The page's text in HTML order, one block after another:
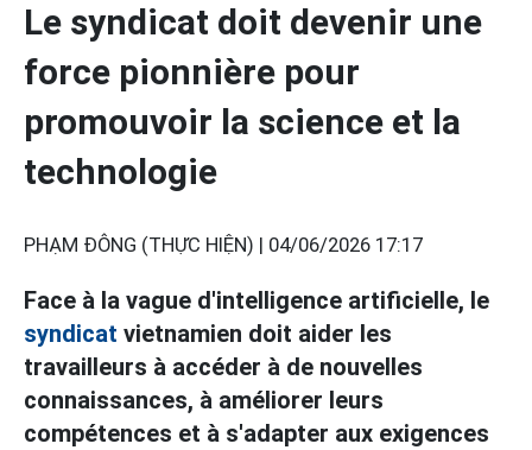
Le syndicat doit devenir une
force pionnière pour
promouvoir la science et la
technologie
PHẠM ĐÔNG (THỰC HIỆN) | 04/06/2026 17:17
Face à la vague d'intelligence artificielle, le
syndicat vietnamien doit aider les
travailleurs à accéder à de nouvelles
connaissances, à améliorer leurs
compétences et à s'adapter aux exigences